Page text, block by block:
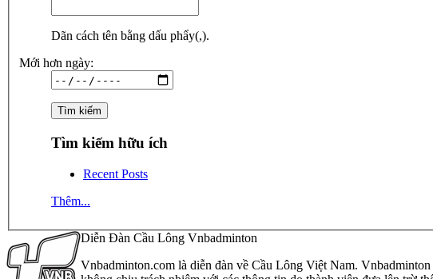
Dãn cách tên bằng dấu phẩy(,).
Mới hơn ngày:
Tìm kiếm hữu ích
Recent Posts
Thêm...
Diễn Đàn Cầu Lông Vnbadminton
Vnbadminton.com là diễn đàn về Cầu Lông Việt Nam.